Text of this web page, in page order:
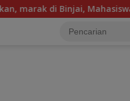
Desak Poldasu